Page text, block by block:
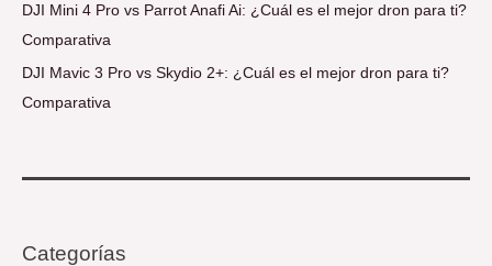
DJI Mini 4 Pro vs Parrot Anafi Ai: ¿Cuál es el mejor dron para ti?
Comparativa
DJI Mavic 3 Pro vs Skydio 2+: ¿Cuál es el mejor dron para ti?
Comparativa
Categorías